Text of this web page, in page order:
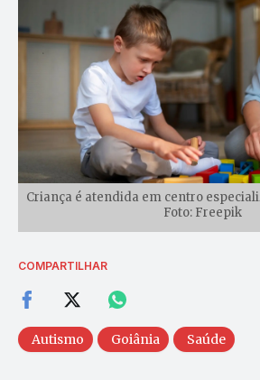
Criança é atendida em centro
Foto: Freepik
COMPARTILHAR
Autismo Goiânia Saúde